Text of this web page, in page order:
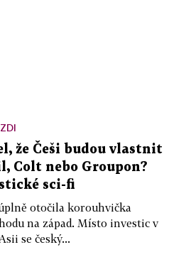
že Češi budou vlastnit
Colt nebo Groupon?
sci-fi
otočila korouhvička
na západ. Místo investic v
se český...